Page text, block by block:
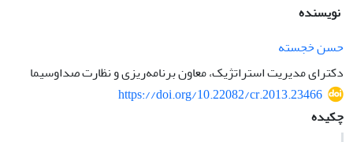
نویسنده
حسن خجسته
دکترای مدیریت استراتژیک، معاون برنامه‌ریزی و نظارت صداوسیما
https://doi.org/10.22082/cr.2013.23466
چکیده